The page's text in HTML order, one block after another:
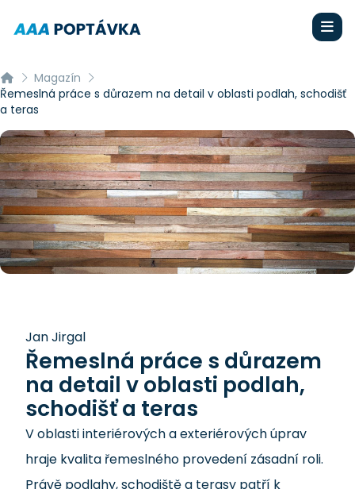
Magazín
Řemeslná práce s důrazem na detail v oblasti podlah, schodišť
a teras
Jan Jirgal
Řemeslná práce s důrazem
na detail v oblasti podlah,
schodišť a teras
V oblasti interiérových a exteriérových úprav
hraje kvalita řemeslného provedení zásadní roli.
Právě podlahy, schodiště a terasy patří k